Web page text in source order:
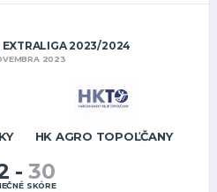
EXTRALIGA 2023/2024
2023
HK AGRO TOPOĽČANY
- 30
SKÓRE